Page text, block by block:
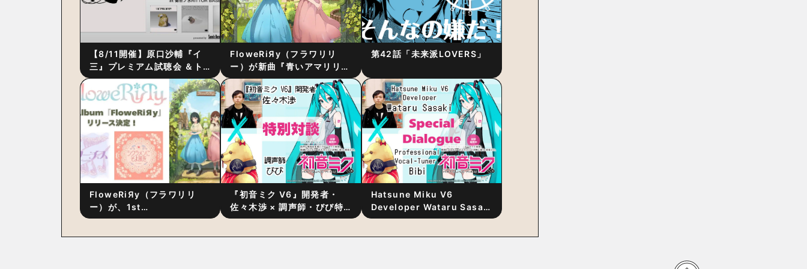
【8/11開催】原口沙輔『イ
三』プレミアム試聴会 ＆ト
ーク・セッション 〜完成直
後の“ピュアな原音体験”と制
作秘話
FloweRiЯy（フラワリリ
ー）が新曲『青いアマリリ
ス』をリリース！1stアルバ
ム詳細も発表
第42話「未来派LOVERS」
FloweRiЯy（フラワリリ
ー）が、1st
Album『FloweRiЯy』を9
『初音ミク V6』開発者・
佐々木渉 × 調声師・びび特
別対談 〜豊かな歌声表現の
Hatsune Miku V6
Developer Wataru Sasaki
× Professional Vocal-